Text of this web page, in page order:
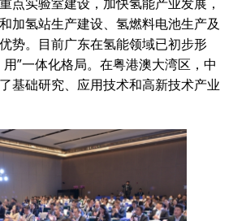
加氢站生产建设、氢燃料电池生产及
势。目前广东在氢能领域已初步形
”一体化格局。在粤港澳大湾区，中
基础研究、应用技术和高新技术产业